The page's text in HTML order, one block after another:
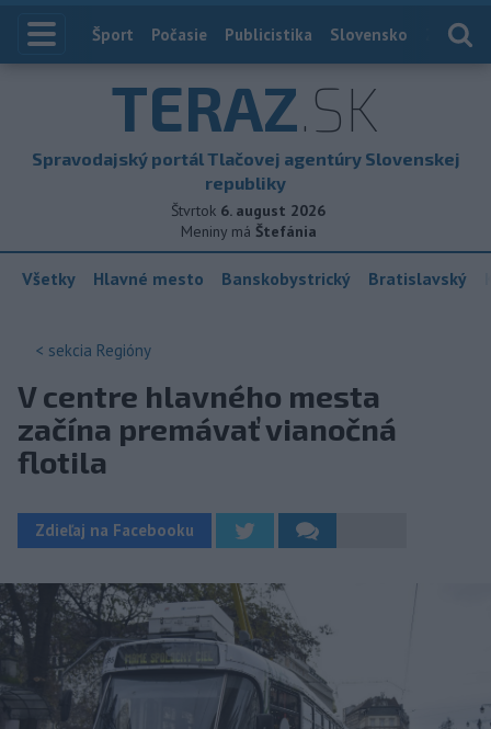
Index
Šport Počasie Publicistika Slovensko
TERAZ.SK
Spravodajský portál Tlačovej agentúry Slovenskej
republiky
Štvrtok 6. august 2026
Meniny má Štefánia
Všetky Hlavné mesto Banskobystrický Bratislavský
< sekcia Regióny
V centre hlavného mesta
začína premávať vianočná
flotila
Zdieľaj na Facebooku